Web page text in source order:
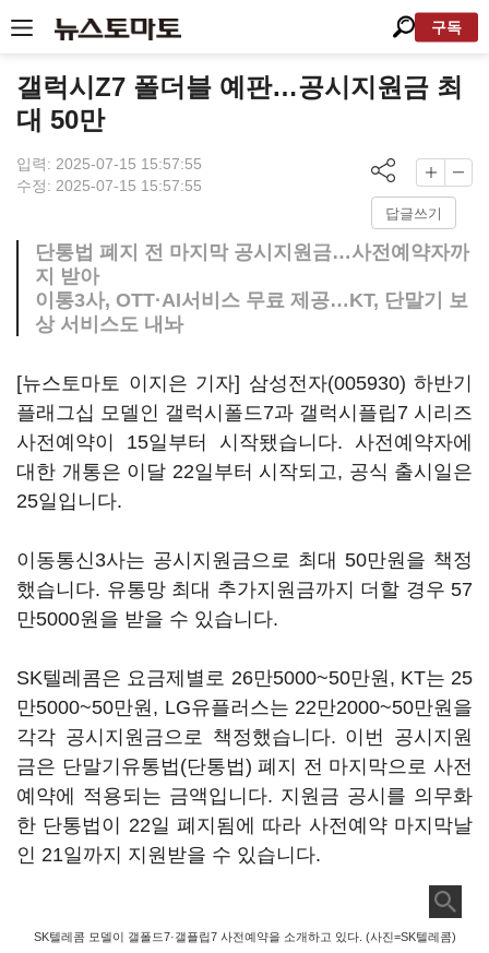
구독
갤럭시Z7 폴더블 예판…공시지원금 최
대 50만
입력: 2025-07-15 15:57:55
수정: 2025-07-15 15:57:55
답글쓰기
단통법 폐지 전 마지막 공시지원금…사전예약자까
지 받아
이통3사, OTT·AI서비스 무료 제공…KT, 단말기 보
상 서비스도 내놔
[뉴스토마토 이지은 기자] 삼성전자(005930) 하반기
플래그십 모델인 갤럭시폴드7과 갤럭시플립7 시리즈
사전예약이 15일부터 시작됐습니다. 사전예약자에
대한 개통은 이달 22일부터 시작되고, 공식 출시일은
25일입니다.
이동통신3사는 공시지원금으로 최대 50만원을 책정
했습니다. 유통망 최대 추가지원금까지 더할 경우 57
만5000원을 받을 수 있습니다.
SK텔레콤은 요금제별로 26만5000~50만원, KT는 25
만5000~50만원, LG유플러스는 22만2000~50만원을
각각 공시지원금으로 책정했습니다. 이번 공시지원
금은 단말기유통법(단통법) 폐지 전 마지막으로 사전
예약에 적용되는 금액입니다. 지원금 공시를 의무화
한 단통법이 22일 폐지됨에 따라 사전예약 마지막날
인 21일까지 지원받을 수 있습니다.
SK텔레콤 모델이 갤폴드7·갤플립7 사전예약을 소개하고 있다. (사진=SK텔레콤)